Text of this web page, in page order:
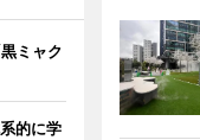
ミャク
的に学